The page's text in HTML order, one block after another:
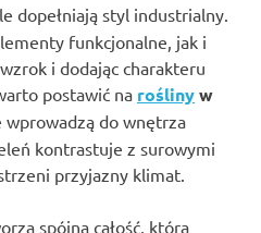
dopełniają styl industrialny.
funkcjonalne, jak i
i dodając charakteru
postawić na roślinyw
wprowadzą do wnętrza
kontrastuje z surowymi
przyjazny klimat.
spójną całość, która